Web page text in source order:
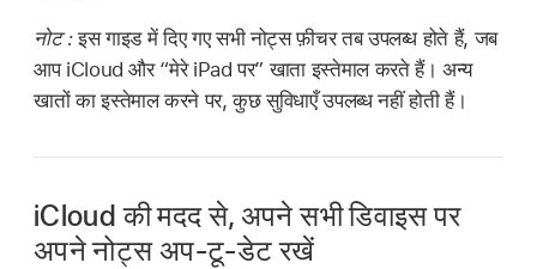
नोट :इस गाइड में दिए गए सभी नोट्स फ़ीचर तब उपलब्ध होते हैं, जब
आप iCloud और “मेरे iPad पर” खाता इस्तेमाल करते हैं। अन्य
खातों का इस्तेमाल करने पर, कुछ सुविधाएँ उपलब्ध नहीं होती हैं।
iCloud की मदद से, अपने सभी डिवाइस पर
अपने नोट्स अप-टू-डेट रखें